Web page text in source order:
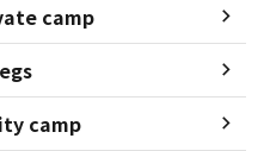
camp
camp